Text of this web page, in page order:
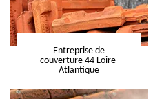
Entreprise de
couverture 44 Loire-
Atlantique